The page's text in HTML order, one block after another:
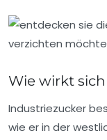
Wie wirkt
Industriezucker
wie er in der